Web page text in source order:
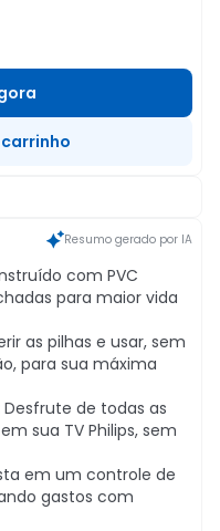
Resumo gerado por IA
com PVC
para maior vida
as pilhas e usar, sem
para sua máxima
Desfrute de todas as
sua TV Philips, sem
em um controle de
gastos com